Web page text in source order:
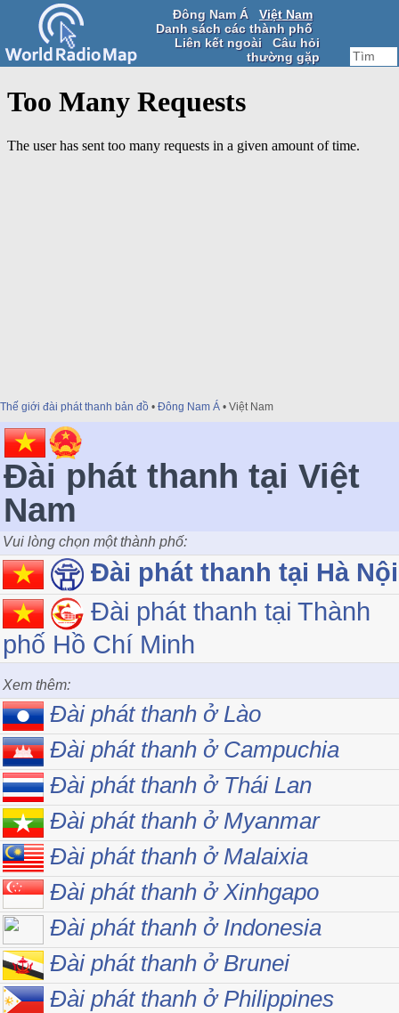
Đông Nam Á
Việt Nam
Danh sách các thành phố
Liên kết ngoài
Câu hỏi
thường gặp
Thế giới đài phát thanh bản đồ • Đông Nam Á • Việt Nam
Đài phát thanh tại Việt
Nam
Vui lòng chọn một thành phố:
Đài phát thanh tại Hà Nội
Đài phát thanh tại Thành
phố Hồ Chí Minh
Xem thêm:
Đài phát thanh ở Lào
Đài phát thanh ở Campuchia
Đài phát thanh ở Thái Lan
Đài phát thanh ở Myanmar
Đài phát thanh ở Malaixia
Đài phát thanh ở Xinhgapo
Đài phát thanh ở Indonesia
Đài phát thanh ở Brunei
Đài phát thanh ở Philippines